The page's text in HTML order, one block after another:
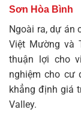
Sơn Hòa Bình
Ngoài ra, dự án
Việt Mường và
thuận lợi cho
nghiệm cho cư
khẳng định giá
Valley.